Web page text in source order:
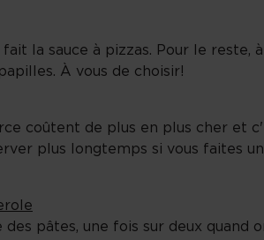
la sauce à pizzas. Pour le
À vous de choisir!
coûtent de plus en plus cher et
plus longtemps si vous faites
pâtes, une fois sur deux